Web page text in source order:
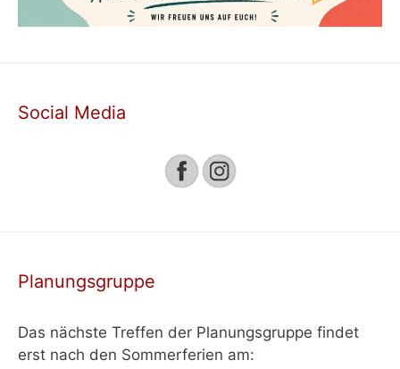
Social Media
Planungsgruppe
Das nächste Treffen der Planungsgruppe findet
erst nach den Sommerferien am: